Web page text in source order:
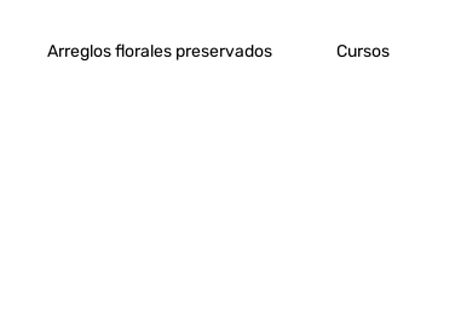
Arreglos florales preservados Cursos